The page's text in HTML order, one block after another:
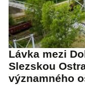
Lávka mezi
Slezskou
významného